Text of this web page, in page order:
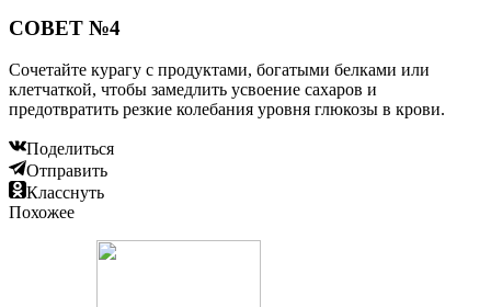
СОВЕТ №4
Сочетайте курагу с продуктами, богатыми белками или
клетчаткой, чтобы замедлить усвоение сахаров и
предотвратить резкие колебания уровня глюкозы в крови.
Поделиться
Отправить
Класснуть
Похожее